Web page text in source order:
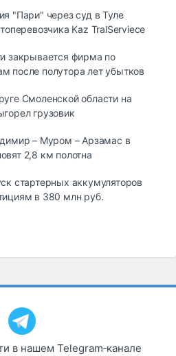
"Пари" через суд в Туле
Kaz TralServiece
закрывается фирма по
после полутора лет убытков
Смоленской области на
грузовик
– Муром – Арзамас в
2,8 км полотна
стартерных аккумуляторов
в 380 млн руб.
в нашем Telegram‑канале